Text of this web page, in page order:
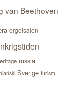
van Beethoven
orgelsalen
russia
Sverige turism